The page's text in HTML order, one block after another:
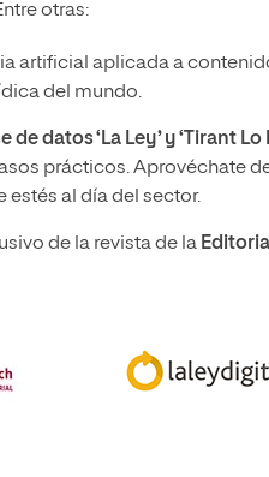
otras:
artificial aplicada a
del mundo.
de datos ‘La Ley’ y ‘Tirant Lo
prácticos. Aprovéchate
estés al día del sector.
de la revista de la